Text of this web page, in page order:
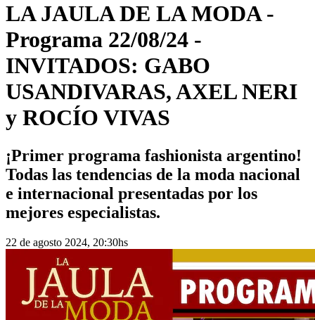
LA JAULA DE LA MODA -
Programa 22/08/24 -
INVITADOS: GABO
USANDIVARAS, AXEL NERI
y ROCÍO VIVAS
¡Primer programa fashionista argentino!
Todas las tendencias de la moda nacional
e internacional presentadas por los
mejores especialistas.
22 de agosto 2024, 20:30hs